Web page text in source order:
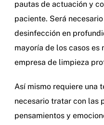
pautas de actuación y
paciente. Será
desinfección en
mayoría de los casos es
empresa de limpieza
Así mismo requiere una
necesario tratar con las
pensamientos y